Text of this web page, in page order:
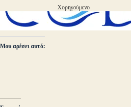
Χορηγούμενο
Μου αρέσει αυτό: